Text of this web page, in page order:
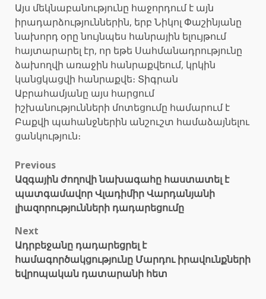
Այս մեկնաբանությունը հաջորդում է այն
իրադարձություններին, երբ Նիկոլ Փաշինյանը
նախորդ օրը նույնպես հանրային ելույթում
հայտարարել էր, որ եթե Սահմանադրությունը
ձախողվի առաջին հանրաքվեում, կրկին
կանցկացվի հանրաքվե։ Տիգրան
Աբրահամյանը այս հարցում
իշխանությունների մոտեցումը համարում է
Բաքվի պահանջներին անշուշտ համաձայնելու
ցանկություն։
Post
navigation
Previous
Ազգային ժողովի նախագահը հաստատել է
պատգամավոր Վլադիմիր Վարդանյանի
լիազորությունների դադարեցումը
Next
Ադրբեջանը դադարեցրել է
համագործակցությունը Մարդու իրավունքների
եվրոպական դատարանի հետ